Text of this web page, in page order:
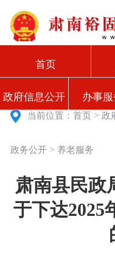
首页
政府信息公开 办事服
当前位置：首页 >政
政务公开 > 养老服务
肃南县民政
于下达2025